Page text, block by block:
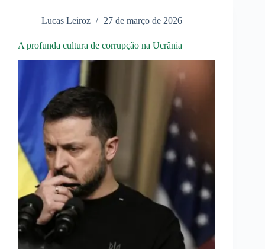
Lucas Leiroz 27 de março de 2026
A profunda cultura de corrupção na Ucrânia